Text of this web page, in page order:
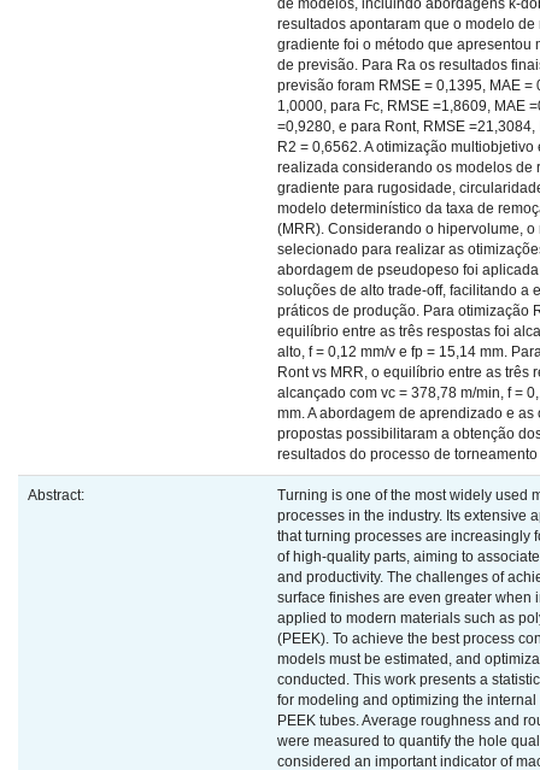
de modelos, incluindo abordagens k-
resultados apontaram que o modelo de
gradiente foi o método que apresentou
de previsão. Para Ra os resultados
previsão foram RMSE = 0,1395, MAE =
1,0000, para Fc, RMSE =1,8609, MAE
=0,9280, e para Ront, RMSE =21,3084,
R2 = 0,6562. A otimização multiobjetivo
realizada considerando os modelos de
gradiente para rugosidade,
modelo determinístico da taxa de
(MRR). Considerando o hipervolume, o
selecionado para realizar as
abordagem de pseudopeso foi
soluções de alto trade-off, facilitando a
práticos de produção. Para otimização
equilíbrio entre as três respostas foi
alto, f = 0,12 mm/v e fp = 15,14 mm.
Ront vs MRR, o equilíbrio entre as três
alcançado com vc = 378,78 m/min, f =
mm. A abordagem de aprendizado e as
propostas possibilitaram a obtenção
resultados do processo de
Abstract:
Turning is one of the most widely used
processes in the industry. Its extensive
that turning processes are increasingly
of high-quality parts, aiming to
and productivity. The challenges of
surface finishes are even greater when
applied to modern materials such as
(PEEK). To achieve the best process
models must be estimated, and
conducted. This work presents a
for modeling and optimizing the
PEEK tubes. Average roughness and
were measured to quantify the hole
considered an important indicator of